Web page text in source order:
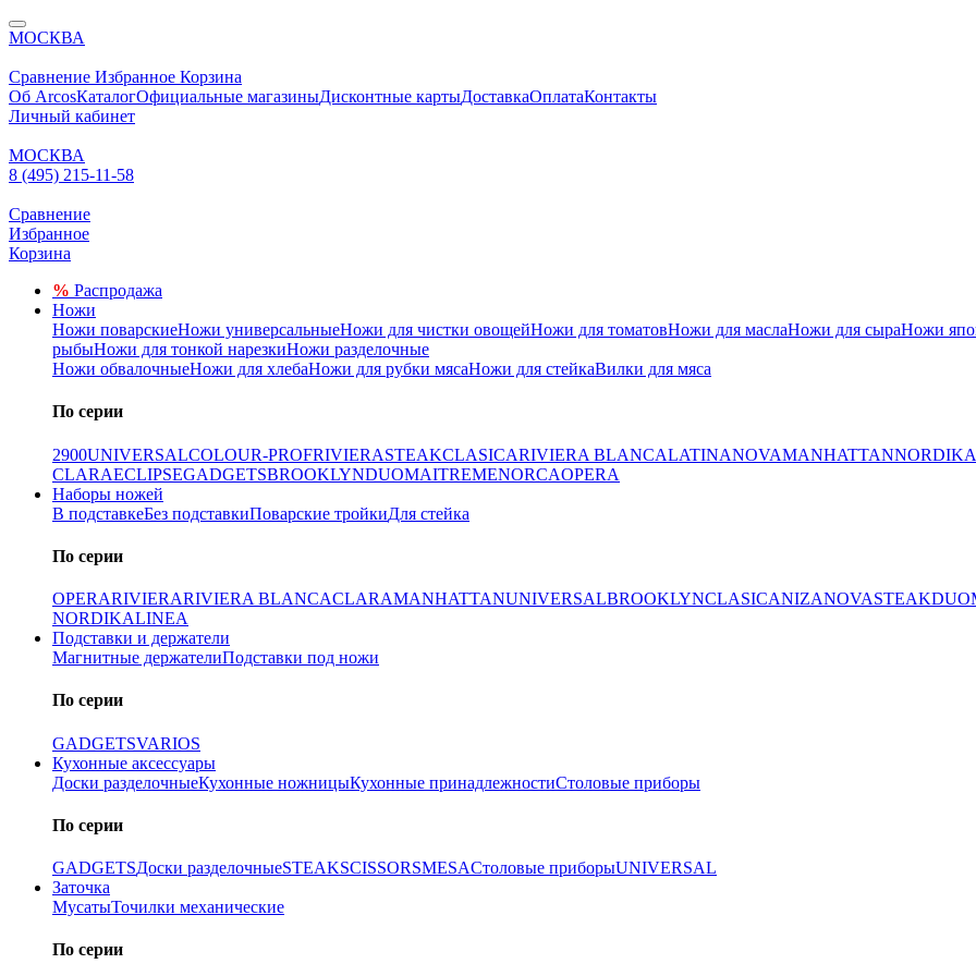
МОСКВА
Сравнение Избранное Корзина
Об ArcosКаталогОфициальные магазиныДисконтные картыДоставкаОплатаКонтакты
Личный кабинет
МОСКВА
8 (495) 215-11-58
Сравнение
Избранное
Корзина
% Распродажа
Ножи
Ножи поварскиеНожи универсальныеНожи для чистки овощейНожи для томатовНожи для маслаНожи для сыраНожи
рыбыНожи для тонкой нарезкиНожи разделочные
Ножи обвалочныеНожи для хлебаНожи для рубки мясаНожи для стейкаВилки для мяса
По серии
2900UNIVERSALCOLOUR-PROFRIVIERASTEAKCLASICARIVIERA BLANCALATINANOVAMANHATTANNORDIKA
CLARAECLIPSEGADGETSBROOKLYNDUOMAITREMENORCAOPERA
Наборы ножей
В подставкеБез подставкиПоварские тройкиДля стейка
По серии
OPERARIVIERARIVIERA BLANCACLARAMANHATTANUNIVERSALBROOKLYNCLASICANIZANOVASTEAKDUO
NORDIKALINEA
Подставки и держатели
Магнитные держателиПодставки под ножи
По серии
GADGETSVARIOS
Кухонные аксессуары
Доски разделочныеКухонные ножницыКухонные принадлежностиСтоловые приборы
По серии
GADGETSДоски разделочныеSTEAKSCISSORSMESAСтоловые приборыUNIVERSAL
Заточка
МусатыТочилки механические
По серии